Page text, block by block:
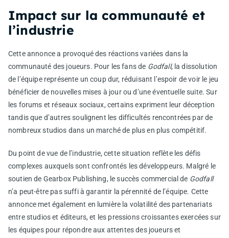
Impact sur la communauté et
l’industrie
Cette annonce a provoqué des réactions variées dans la
communauté des joueurs. Pour les fans de Godfall, la dissolution
de l’équipe représente un coup dur, réduisant l’espoir de voir le jeu
bénéficier de nouvelles mises à jour ou d’une éventuelle suite. Sur
les forums et réseaux sociaux, certains expriment leur déception
tandis que d’autres soulignent les difficultés rencontrées par de
nombreux studios dans un marché de plus en plus compétitif.
Du point de vue de l’industrie, cette situation reflète les défis
complexes auxquels sont confrontés les développeurs. Malgré le
soutien de Gearbox Publishing, le succès commercial de Godfall
n’a peut-être pas suffi à garantir la pérennité de l’équipe. Cette
annonce met également en lumière la volatilité des partenariats
entre studios et éditeurs, et les pressions croissantes exercées sur
les équipes pour répondre aux attentes des joueurs et